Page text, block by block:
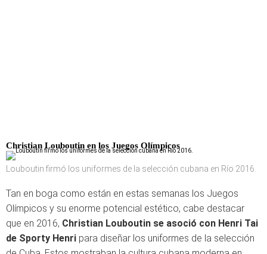
Christian Louboutin en los Juegos Olímpicos
Louboutin firmó los uniformes de la selección cubana en Río 2016.
Tan en boga como están en estas semanas los Juegos
Olímpicos y su enorme potencial estético, cabe destacar
que en 2016, Christian Louboutin se asoció con Henri Tai
de Sporty Henri para diseñar los uniformes de la selección